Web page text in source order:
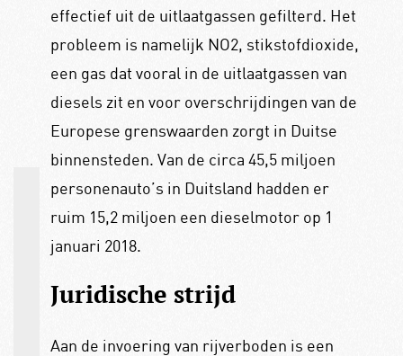
effectief uit de uitlaatgassen gefilterd. Het
probleem is namelijk NO2, stikstofdioxide,
een gas dat vooral in de uitlaatgassen van
diesels zit en voor overschrijdingen van de
Europese grenswaarden zorgt in Duitse
binnensteden. Van de circa 45,5 miljoen
personenauto’s in Duitsland hadden er
ruim 15,2 miljoen een dieselmotor op 1
januari 2018.
Juridische strijd
Aan de invoering van rijverboden is een